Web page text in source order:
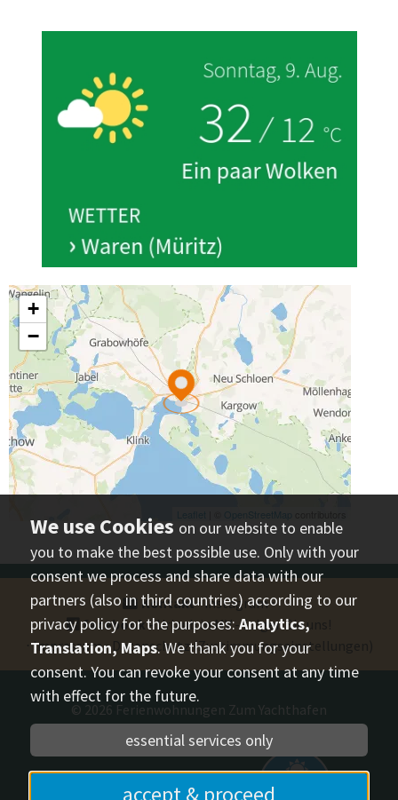
Adresse
Ferienwohnungen Zum Yachthafen
Strandstraße 20
17192 Waren (Müritz)
Telefon- /Faxnummer
anzeigen
Ferienwohnungen Zum Yachthafen
kontaktieren
© 2026 Ferienwohnungen Zum Yachthafen
mvp.de- Urlaub in
Kontakt⋅instagram⋅
facebook - Urlaub in MV - folgen Sie uns!
Impressum⋅ Datenschutz(Zustimmungseinstellungen)
on our website to enable
you to make the best possible use. Only with your
consent we process and share data with our
partners (also in third countries) according to our
privacy policy for the purposes:Analytics,
Translation, Maps. We thank you for your
consent. You can revoke your consent at any time
with effect for the future.
essential services only
accept & proceed